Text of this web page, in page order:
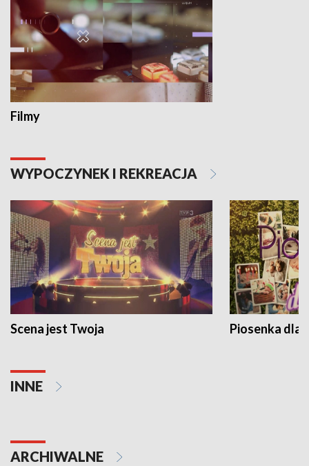
Filmy
WYPOCZYNEK I REKREACJA
Scena jest Twoja Piosenka dla
INNE
ARCHIWALNE